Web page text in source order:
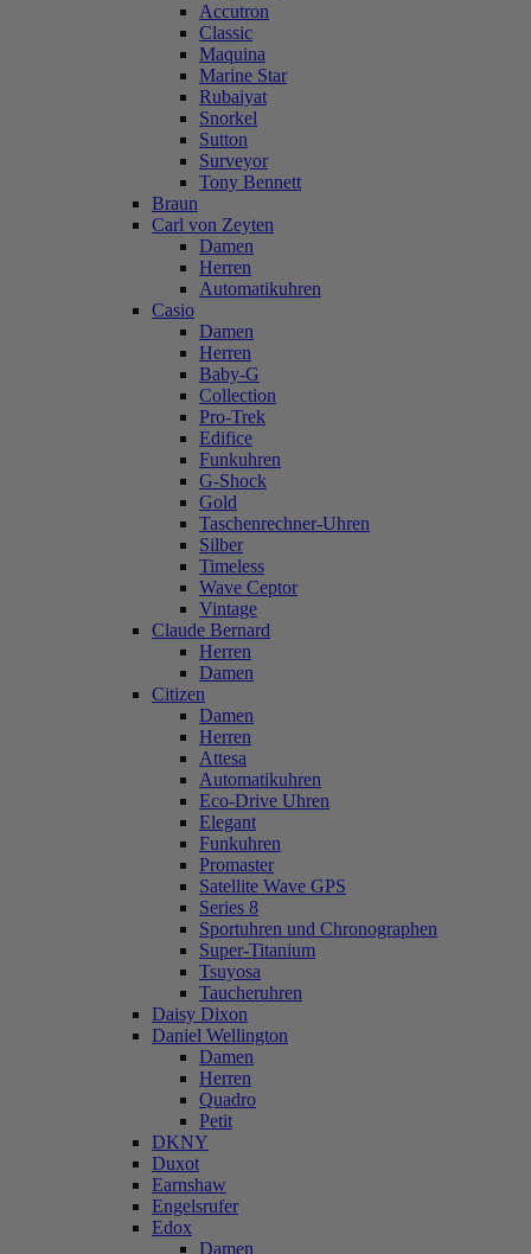
Accutron
Classic
Maquina
Marine Star
Rubaiyat
Snorkel
Sutton
Surveyor
Tony Bennett
Braun
Carl von Zeyten
Damen
Herren
Automatikuhren
Casio
Damen
Herren
Baby-G
Collection
Pro-Trek
Edifice
Funkuhren
G-Shock
Gold
Taschenrechner-Uhren
Silber
Timeless
Wave Ceptor
Vintage
Claude Bernard
Herren
Damen
Citizen
Damen
Herren
Attesa
Automatikuhren
Eco-Drive Uhren
Elegant
Funkuhren
Promaster
Satellite Wave GPS
Series 8
Sportuhren und Chronographen
Super-Titanium
Tsuyosa
Taucheruhren
Daisy Dixon
Daniel Wellington
Damen
Herren
Quadro
Petit
DKNY
Duxot
Earnshaw
Engelsrufer
Edox
Damen